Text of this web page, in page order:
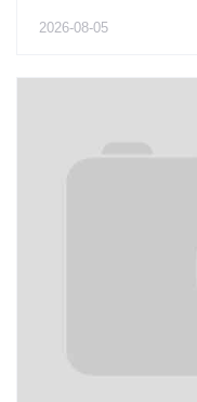
2026-08-05